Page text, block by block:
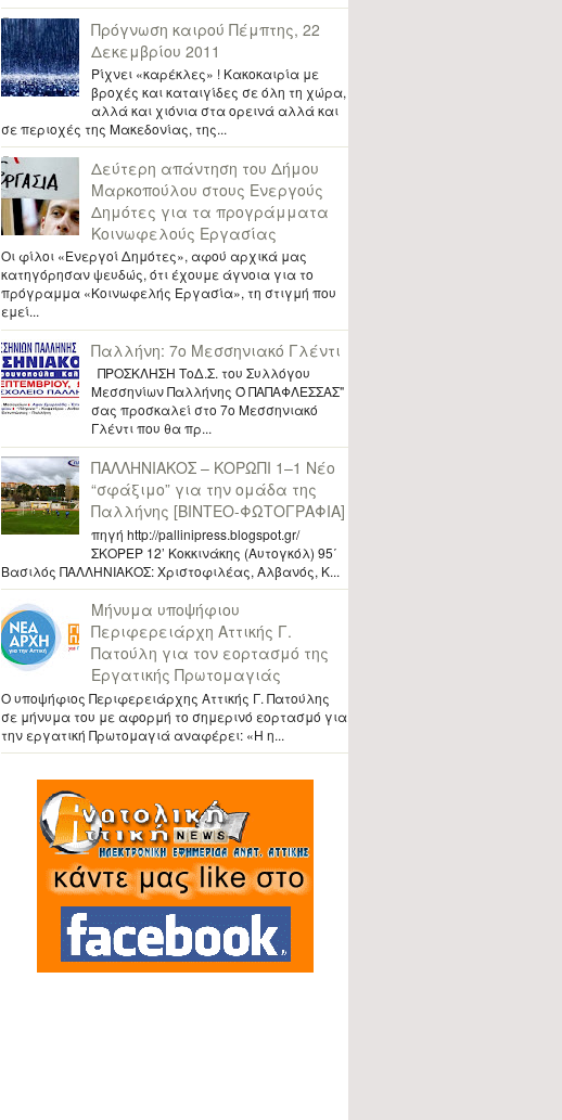
Πρόγνωση καιρού Πέμπτης, 22
Δεκεμβρίου 2011
Ρίχνει «καρέκλες» ! Κακοκαιρία με
βροχές και καταιγίδες σε όλη τη χώρα,
αλλά και χιόνια στα ορεινά αλλά και
σε περιοχές της Μακεδονίας, της...
Δεύτερη απάντηση του Δήμου
Μαρκοπούλο​υ στους Ενεργούς
Δημότες για τα προγράμματ​α
Κοινωφελο​ύς Εργασίας
Οι φίλοι «Ενεργοί Δημότες», αφού αρχικά μας
κατηγόρησαν ψευδώς, ότι έχουμε άγνοια για το
πρόγραμμα «Κοινωφελής Εργασία», τη στιγμή που
εμεί...
Παλλήνη: 7o Μεσσηνιακό Γλέντι
ΠΡΟΣΚΛΗΣΗ ΤοΔ.Σ. του Συλλόγου
Μεσσηνίων Παλλήνης Ό ΠΑΠΑΦΛΕΣΣΑΣ"
σας προσκαλεί στο 7ο Μεσσηνιακό
Γλέντι που θα πρ...
ΠΑΛΛΗΝΙΑΚΟΣ – ΚΟΡΩΠΙ 1–1 Νέο
“σφάξιμο” για την ομάδα της
Παλλήνης [ΒΙΝΤΕΟ-ΦΩΤΟΓΡΑΦΙΑ]
πηγή http://pallinipress.blogspot.gr/
ΣΚΟΡΕΡ 12’ Κοκκινάκης (Αυτογκόλ) 95΄
Βασιλός ΠΑΛΛΗΝΙΑΚΟΣ: Χριστοφιλέας, Αλβανός, Κ...
Μήνυμα υποψήφιου
Περιφερειάρχη Αττικής Γ.
Πατούλη για τον εορτασμό της
Εργατικής Πρωτομαγιάς
Ο υποψήφιος Περιφερειάρχης Αττικής Γ. Πατούλης
σε μήνυμα του με αφορμή το σημερινό εορτασμό για
την εργατική Πρωτομαγιά αναφέρει: «Η η...